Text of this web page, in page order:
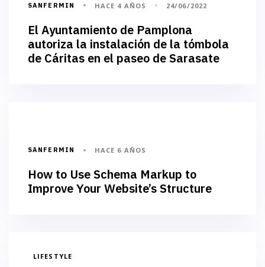
SANFERMIN HACE 4 AÑOS 24/06/2022
El Ayuntamiento de Pamplona
autoriza la instalación de la tómbola
de Cáritas en el paseo de Sarasate
SANFERMIN HACE 6 AÑOS
How to Use Schema Markup to
Improve Your Website’s Structure
LIFESTYLE